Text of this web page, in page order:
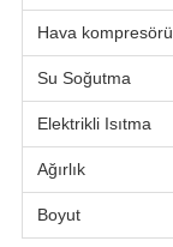
Hava kompresörü
Su Soğutma
Elektrikli Isıtma
Ağırlık
Boyut